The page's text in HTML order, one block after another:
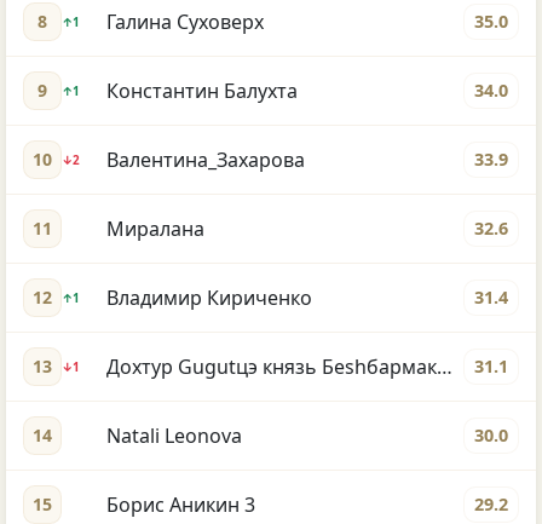
8 ↑1 Галина Суховерх 35.0
9 ↑1 Константин Балухта 34.0
10 ↓2 Валентина_Захарова 33.9
11 Миралана 32.6
12 ↑1 Владимир Кириченко 31.4
13 ↓1 Дохтур Gugutцэ князь Беshбармакоff 31.1
14 Natali Leonova 30.0
15 Борис Аникин 3 29.2